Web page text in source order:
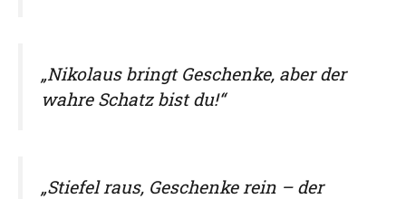
„Nikolaus bringt Geschenke, aber der
wahre Schatz bist du!“
„Stiefel raus, Geschenke rein – der